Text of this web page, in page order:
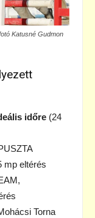
Katusné Gudmon
időre (24
mp eltérés
Torna